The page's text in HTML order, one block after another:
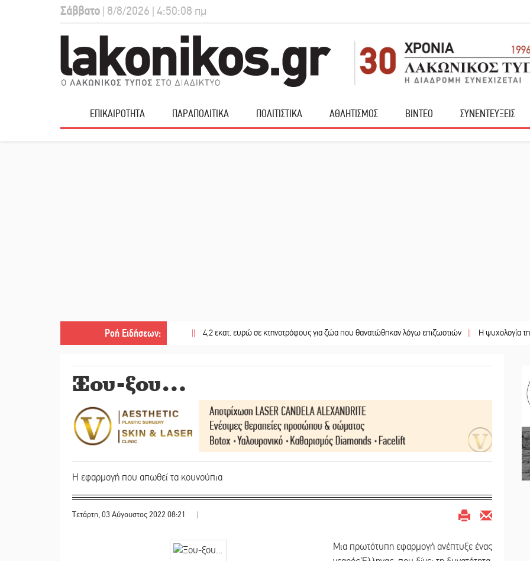
Σάββατο | 8/8/2026 | 4:50:09 πμ
ΕΠΙΚΑΙΡΟΤΗΤΑ ΠΑΡΑΠΟΛΙΤΙΚΑ ΠΟΛΙΤΙΣΤΙΚΑ ΑΘΛΗΤΙΣΜΟΣ ΒΙΝΤΕΟ ΣΥΝΕΝΤΕΥΞΕΙΣ
Ροή Ειδήσεων:
|| 4,2 εκατ. ευρώ σε κτηνοτρόφους για ζώα που θανατώθηκαν λόγω επιζωοτιών || Η ψυχολογία της
Ξου-ξου…
Η εφαρμογή που απωθεί τα κουνούπια
Τετάρτη, 03 Αύγουστος 2022 08:21 |
Μια πρωτότυπη εφαρμογή ανέπτυξε ένας